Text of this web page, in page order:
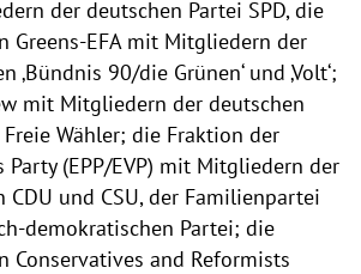
der deutschen Partei SPD, die
Greens-EFA mit Mitgliedern der
‚Bündnis 90/die Grünen‘ und ‚Volt‘;
mit Mitgliedern der deutschen
Wähler; die Fraktion der
Party (EPP/EVP) mit Mitgliedern der
CDU und CSU, der Familienpartei
demokratischen Partei; die
Conservatives and Reformists